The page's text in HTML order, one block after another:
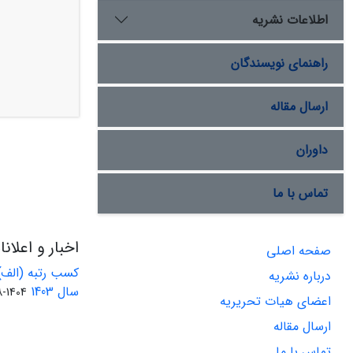
اطلاعات نشریه
راهنمای نویسندگان
ارسال مقاله
داوران
تماس با ما
صفحه اصلی
درباره نشریه
اعضای هیات تحریریه
ارسال مقاله
اخبار و
کسب رتبه
سال 1403
1404-08-01